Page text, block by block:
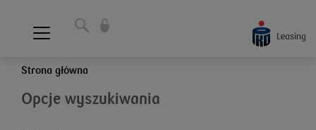
Strona główna
Opcje wyszukiwania